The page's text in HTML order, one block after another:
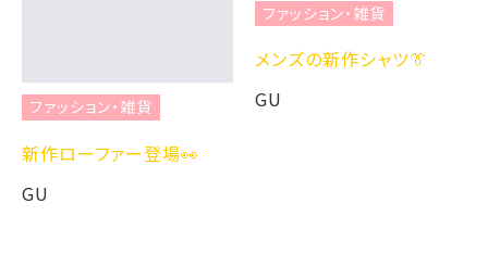
ファッション・雑貨
新作ローファー登場👀
GU
ファッション・雑貨
メンズの新作シャツ👔
GU